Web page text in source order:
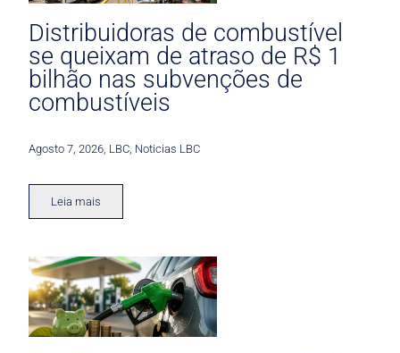
Distribuidoras de combustível
se queixam de atraso de R$ 1
bilhão nas subvenções de
combustíveis
Agosto 7, 2026 LBC Noticias LBC
Leia mais